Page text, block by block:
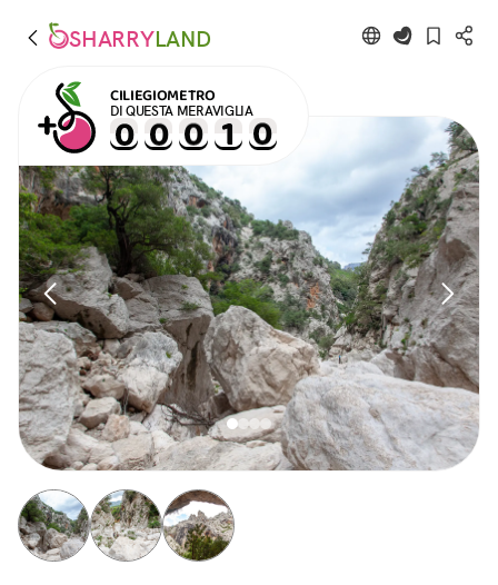
SHARRYLAND
CILIEGIOMETRO
DI QUESTA MERAVIGLIA